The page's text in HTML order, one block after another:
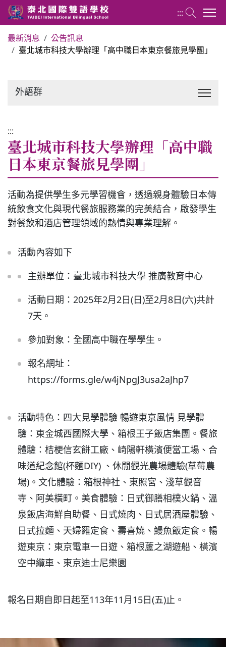
最新消息
公告訊息
臺北城市科技大學辦理「高中職日本東京餐旅見學團」
外語群
:::
臺北城市科技大學辦理「高中職
日本東京餐旅見學團」
活動為提供學生多元學習機會，透過親身體驗日本傳
統飲食文化與現代餐旅服務業的完美結合，啟發學生
對餐飲和酒店管理領域的熱情與專業理解。
活動內容如下
主辦單位：臺北城市科技大學 推廣教育中心
活動日期：2025年2月2日(日)至2月8日(六)共計
7天。
參加對象：全國高中職在學學生。
報名網址：
https://forms.gle/w4jNpgJ3usa2aJhp7
活動特色：四大見學體驗 暢遊東京風情 見學體
驗：東金城西國際大學、箱根王子飯店集團。餐旅
體驗：桔梗信玄餅工廠、崎陽軒橫濱便當工場、合
味道紀念館(杯麵DIY) 、休閒觀光農場體驗(草莓農
場)。文化體驗：箱根神社、東照宮、淺草觀音
寺、阿美橫町。美食體驗：日式御膳相樸火鍋、溫
泉飯店海鮮自助餐、日式燒肉、日式居酒屋體驗、
日式拉麵、天婦羅定食、壽喜燒、鰻魚飯定食。暢
遊東京：東京電車一日遊、箱根蘆之湖遊船、橫濱
空中纜車、東京迪士尼樂園
報名日期自即日起至113年11月15日(五)止。
:::
外語群 Foreign Language Group
最新消息